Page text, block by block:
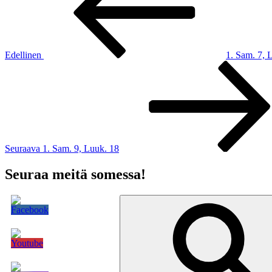
Edellinen
1. Sam. 7,
Seuraava 1. Sam. 9, Luuk. 18
Seuraa meitä somessa!
Etsi: